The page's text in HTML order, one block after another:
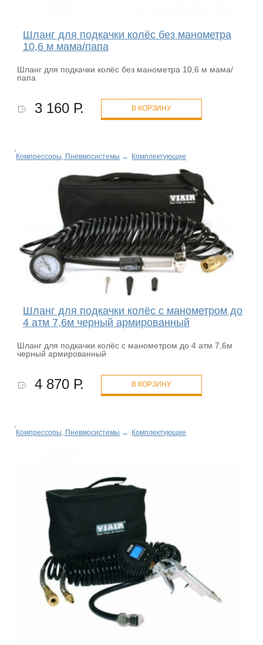
Шланг для подкачки колёс без манометра
10,6 м мама/папа
Шланг для подкачки колёс без манометра 10,6 м мама/
папа
3 160 Р. В КОРЗИНУ
Компрессоры, Пневмосистемы → Комплектующие
Шланг для подкачки колёс с манометром до
4 атм 7,6м черный армированный
Шланг для подкачки колёс с манометром до 4 атм 7,6м
черный армированный
4 870 Р. В КОРЗИНУ
Компрессоры, Пневмосистемы → Комплектующие